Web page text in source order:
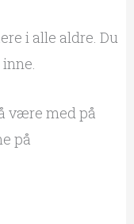
i alle aldre. Du
være med på
på